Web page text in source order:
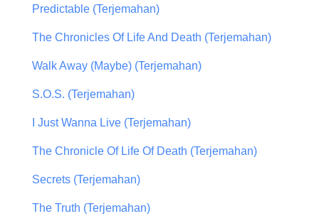
Predictable (Terjemahan)
The Chronicles Of Life And Death (Terjemahan)
Walk Away (Maybe) (Terjemahan)
S.O.S. (Terjemahan)
I Just Wanna Live (Terjemahan)
The Chronicle Of Life Of Death (Terjemahan)
Secrets (Terjemahan)
The Truth (Terjemahan)